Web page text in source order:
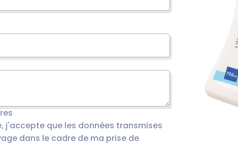
j'accepte que les données transmises
dans le cadre de ma prise de